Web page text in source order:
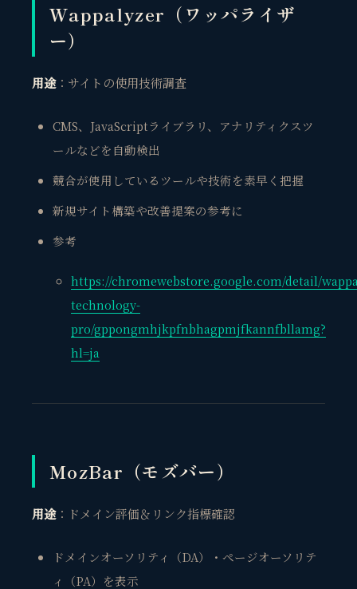
Wappalyzer（ワッパライザ
ー）
用途：サイトの使用技術調査
CMS、JavaScriptライブラリ、アナリティクスツ
ールなどを自動検出
競合が使用しているツールや技術を素早く把握
新規サイト構築や改善提案の参考に
参考
https://chromewebstore.google.com/detail/
technology-
pro/gppongmhjkpfnbhagpmjfkannfbllamg?
hl=ja
MozBar（モズバー）
用途：ドメイン評価＆リンク指標確認
ドメインオーソリティ（DA）・ページオーソリテ
ィ（PA）を表示